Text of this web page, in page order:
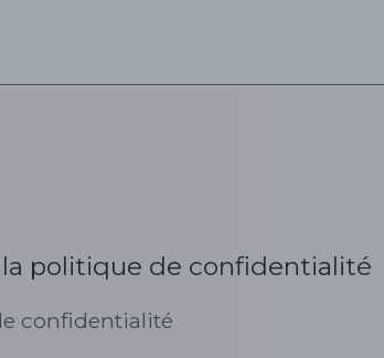
politique de confidentialité
confidentialité